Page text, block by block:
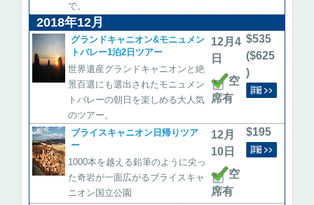
で。
2018年12月
グランドキャニオン&モニュメン
トバレー1泊2日ツアー
世界遺産グランドキャニオンと絶
景百選にも選出されたモニュメン
トバレーの朝日を楽しめる大人気
のツアー。
12月4
日
空
席有
$535
($625
)
ブライスキャニオン日帰りツア
ー
1000本を越える鉛筆のように尖っ
た奇岩が一面広がるブライスキャ
ニオン国立公園
12月
10日
空
席有
$195